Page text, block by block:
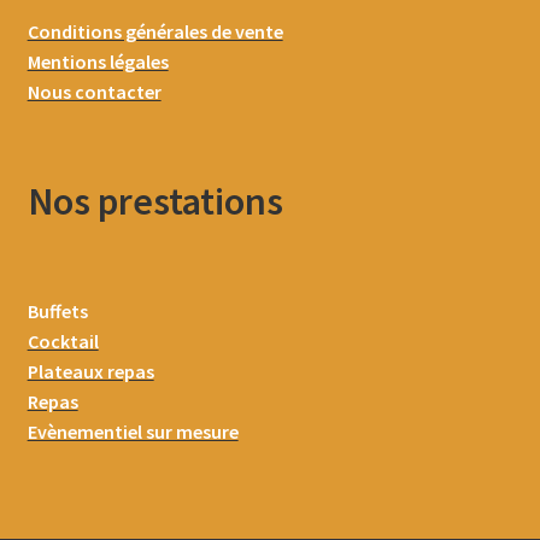
Conditions générales de vente
Mentions légales
Nous contacter
Nos prestations
Buffets
Cocktail
Plateaux repas
Repas
Evènementiel sur mesure